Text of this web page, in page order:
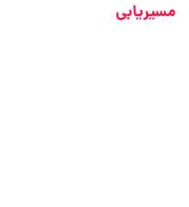
مسیریابی